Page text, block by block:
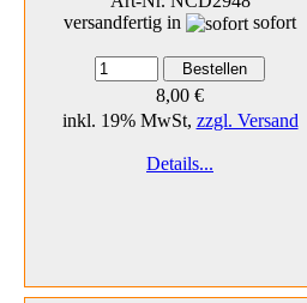
versandfertig in
sofort
8,00 €
inkl. 19% MwSt, zzgl. Versand
Details...